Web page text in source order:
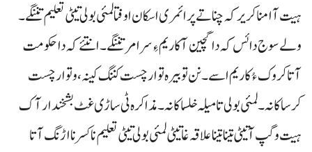
ہیت آ امنا کریر کہ چنا تے پرائمری اسکان اوفتا لمئی بولی تیٹی تعلیم تننگے۔
ولے سوج دا ئس کہ دا گچین آ کاریم ءِ سر امر تننگے۔ انتئے کہ دا حکومت
آتا کروک ءُ کاریم اسے۔ نن تو بیرہ توار چست کننگ کینہ، و توار چست
کرسا کانہ۔ لمئی بولی تا میلہ خلسا کانہ۔ مذاکرہ ٹی ساڑی غٹ بشخندار آک
ہیت و گپ آتیٹی تینا تینا علاقہ غاتیٹی لمئی بولی تیٹی تعلیم نا کسر نا اڑنگ آتا